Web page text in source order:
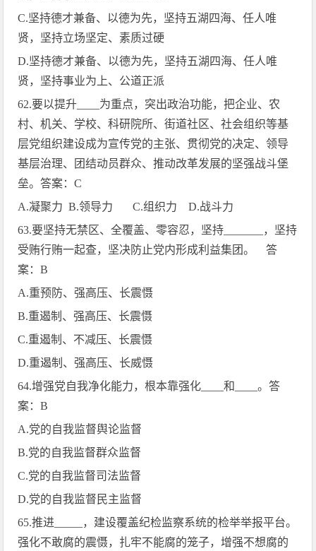
C.坚持德才兼备、以德为先，坚持五湖四海、任人唯
贤，坚持立场坚定、素质过硬
D.坚持德才兼备、以德为先，坚持五湖四海、任人唯
贤，坚持事业为上、公道正派
62.要以提升
为重点，突出政治功能，把企业、农
村、机关、学校、科研院所、街道社区、社会组织等基
层党组织建设成为宣传党的主张、贯彻党的决定、领导
基层治理、团结动员群众、推动改革发展的坚强战斗堡
垒。答案：C
A.凝聚力 B.领导力 C.组织力 D.战斗力
63.要坚持无禁区、全覆盖、零容忍，坚持
，坚持
受贿行贿一起查，坚决防止党内形成利益集团。 答
案：B
A.重预防、强高压、长震慑
B.重遏制、强高压、长震慑
C.重遏制、不减压、长震慑
D.重遏制、强高压、长威慑
64.增强党自我净化能力，根本靠强化 ____和 ____。答
案：B
A.党的自我监督舆论监督
B.党的自我监督群众监督
C.党的自我监督司法监督
D.党的自我监督民主监督
65.推进
，建设覆盖纪检监察系统的检举举报平台。
强化不敢腐的震慑，扎牢不能腐的笼子，增强不想腐的